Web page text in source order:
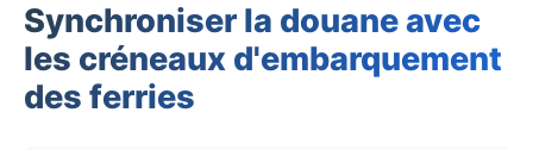
Synchroniser la douane avec
les créneaux d'embarquement
des ferries